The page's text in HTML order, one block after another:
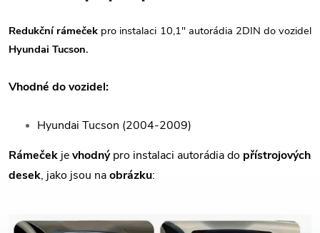
Redukční rámeček pro instalaci 10,1" autorádia 2DIN do vozidel
Hyundai Tucson.
Vhodné do vozidel:
Hyundai Tucson (2004-2009)
Rámeček jevhodnýpro instalaci autorádia do přístrojových
desek, jako jsou naobrázku: